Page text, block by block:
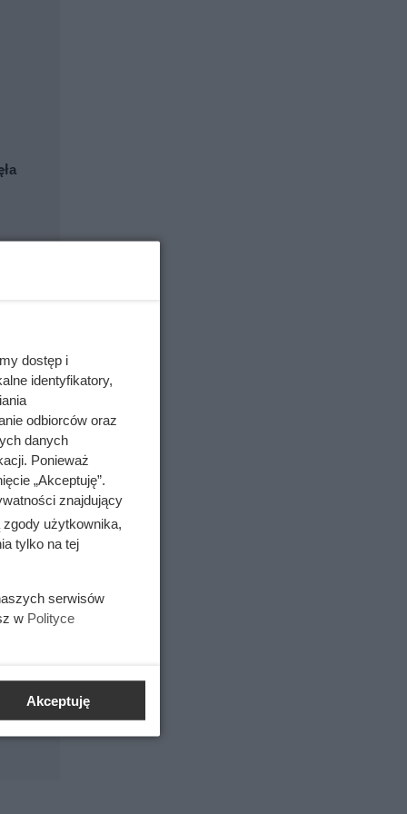
dostęp i
identyfikatory,
odbiorców oraz
danych
Ponieważ
„Akceptuję”.
znajdujący
użytkownika,
tylko na tej
serwisów
w Polityce
Akceptuję